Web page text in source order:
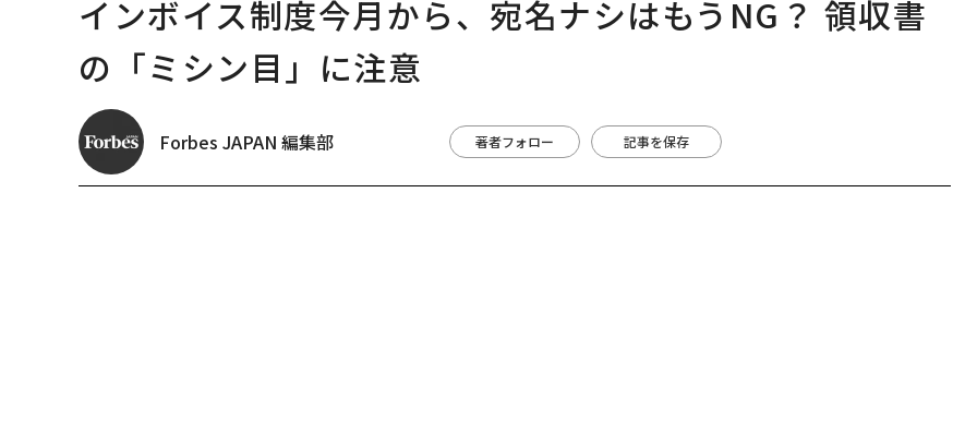
インボイス制度今月から、宛名ナシはもうNG？ 領収書
の「ミシン目」に注意
Forbes JAPAN 編集部 著者フォロー 記事を保存